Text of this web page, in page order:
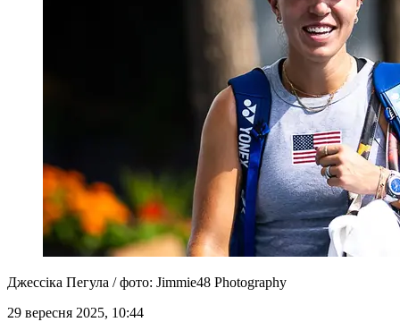
Джессіка Пегула / фото: Jimmie48 Photography
29 вересня 2025, 10:44